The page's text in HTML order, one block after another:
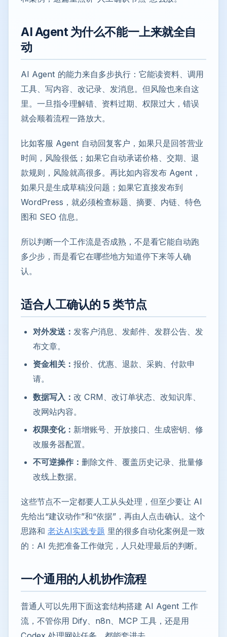
AI Agent 为什么不能一上来就全自
动
AI Agent 的能力来自多步执行：它能读资料、调用
工具、写内容、改记录、发消息。但风险也来自这
里。一旦指令理解错、资料过期、权限过大，错误
就会顺着流程一路放大。
比如客服 Agent 自动回复客户，如果只是回答营业
时间，风险很低；如果它自动承诺价格、交期、退
款规则，风险就高很多。再比如内容发布 Agent，
如果只是生成草稿没问题；如果它直接发布到
WordPress，就必须检查标题、摘要、内链、特色
图和 SEO 信息。
所以判断一个工作流是否成熟，不是看它能自动跑
多少步，而是看它在哪些地方知道停下来等人确
认。
适合人工确认的 5 类节点
对外发送： 发客户消息、发邮件、发群公告、发
布文章。
资金相关： 报价、优惠、退款、采购、付款申
请。
数据写入： 改 CRM、改订单状态、改知识库、
改网站内容。
权限变化： 新增账号、开放接口、生成密钥、修
改服务器配置。
不可逆操作： 删除文件、覆盖历史记录、批量修
改线上数据。
这些节点不一定都要人工从头处理，但至少要让 AI
先给出“建议动作”和“依据”，再由人点击确认。这个
思路和 老达AI实践专题 里的很多自动化案例是一致
的：AI 先把准备工作做完，人只处理最后的判断。
一个通用的人机协作流程
普通人可以先用下面这套结构搭建 AI Agent 工作
流，不管你用 Dify、n8n、MCP 工具，还是用